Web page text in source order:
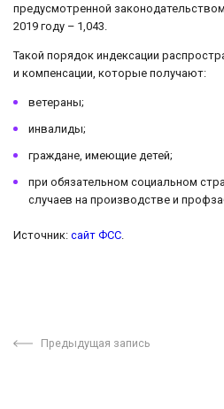
предусмотренной
2019 году – 1,043.
Такой порядок индексации
и компенсации, которые получают:
ветераны;
инвалиды;
граждане, имеющие детей;
при обязательном социальном
случаев на производстве и
Источник: сайт ФСС
Предыдущая запись